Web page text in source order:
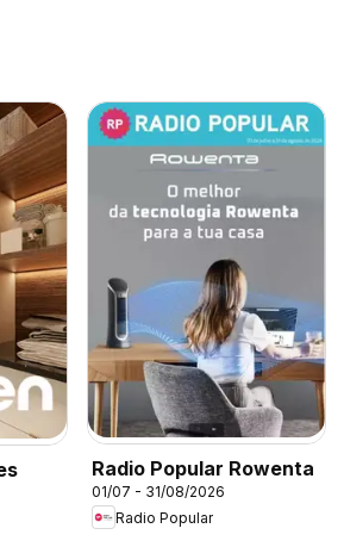
Radio Popular Rowenta
01/07 - 31/08/2026
Radio Popular